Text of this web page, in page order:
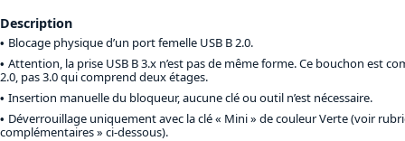
Description
Blocage physique d’un port femelle USB B 2.0.
Attention, la prise USB B 3.x n’est pas de même forme. Ce bouchon est
2.0, pas 3.0 qui comprend deux étages.
Insertion manuelle du bloqueur, aucune clé ou outil n’est nécessaire.
Déverrouillage uniquement avec la clé « Mini » de couleur Verte (voir
complémentaires » ci-dessous).